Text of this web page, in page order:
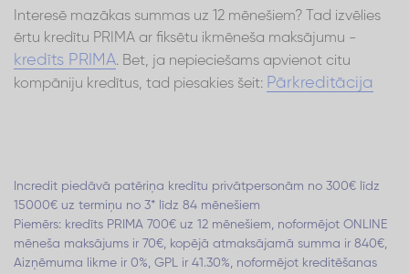
Interesē mazākas summas uz 12 mēnešiem? Tad izvēlies
ērtu kredītu PRIMA ar fiksētu ikmēneša maksājumu -
kredīts PRIMA. Bet, ja nepieciešams apvienot citu
kompāniju kredītus, tad piesakies šeit: Pārkreditācija
Incredit piedāvā patēriņa kredītu privātpersonām no 300€ līdz
15000€ uz termiņu no 3* līdz 84 mēnešiem
Piemērs: kredīts PRIMA 700€ uz 12 mēnešiem, noformējot ONLINE
mēneša maksājums ir 70€, kopējā atmaksājamā summa ir 840€,
Aizņēmuma likme ir 0%, GPL ir 41.30%, noformējot kreditēšanas